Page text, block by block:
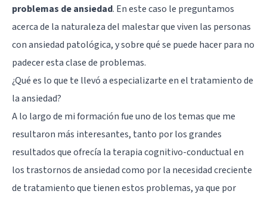
problemas de ansiedad. En este caso le preguntamos
acerca de la naturaleza del malestar que viven las personas
con ansiedad patológica, y sobre qué se puede hacer para no
padecer esta clase de problemas.
¿Qué es lo que te llevó a especializarte en el tratamiento de
la ansiedad?
A lo largo de mi formación fue uno de los temas que me
resultaron más interesantes, tanto por los grandes
resultados que ofrecía la terapia cognitivo-conductual en
los trastornos de ansiedad como por la necesidad creciente
de tratamiento que tienen estos problemas, ya que por